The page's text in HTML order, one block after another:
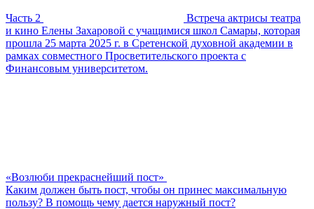
Часть 2
Встреча актрисы театра
и кино Елены Захаровой с учащимися школ Самары, которая
прошла 25 марта 2025 г. в Сретенской духовной академии в
рамках совместного Просветительского проекта с
Финансовым университетом.
«Возлюби прекраснейший пост»
Каким должен быть пост, чтобы он принес максимальную
пользу? В помощь чему дается наружный пост?